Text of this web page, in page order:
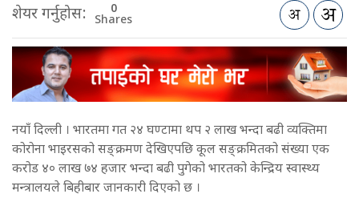
शेयर गर्नुहोस: 0
Shares
नयाँ दिल्ली । भारतमा गत २४ घण्टामा थप २ लाख भन्दा बढी व्यक्तिमा
कोरोना भाइरसको सङ्क्रमण देखिएपछि कूल सङ्क्रमितको संख्या एक
करोड ४० लाख ७४ हजार भन्दा बढी पुगेको भारतको केन्द्रिय स्वास्थ्य
मन्त्रालयले बिहीबार जानकारी दिएको छ ।